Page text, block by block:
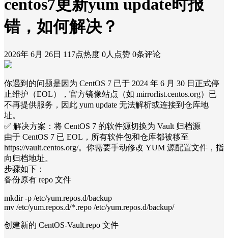
centos7更新yum update时报
错，如何解决？
2026年 6月 26日 117点热度 0人点赞 0条评论
你遇到的问题是因为 CentOS 7 已于 2024 年 6 月 30 日正式停
止维护（EOL），官方镜像站点（如 mirrorlist.centos.org）已
不再提供服务，因此 yum update 无法解析或连接到仓库地
址。
✅ 解决方案：将 CentOS 7 的软件源切换为 Vault 归档源
由于 CentOS 7 已 EOL，所有软件包和仓库都被移至
https://vault.centos.org/。你需要手动修改 YUM 源配置文件，指
向归档地址。
步骤如下：
备份原有 repo 文件
mkdir -p /etc/yum.repos.d/backup
mv /etc/yum.repos.d/*.repo /etc/yum.repos.d/backup/
创建新的 CentOS-Vault.repo 文件